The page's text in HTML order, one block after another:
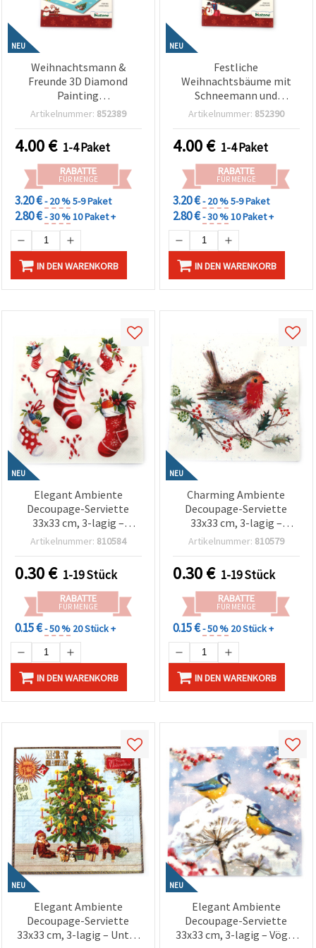
NEU
Weihnachtsmann &
Freunde 3D Diamond
Painting
Weihnachtskarte 13x18
Weihnachtsgrüße &
festliche Geschenkideen
LHKBC14655
Artikelnummer: 852389
4.00€ 1-4 Paket
RABATTE
FÜR MENGE
3.20 €- 20 %5-9 Paket
2.80 €- 30 %10 Paket +
IN DEN WARENKORB
NEU
Festliche
Weihnachtsbäume mit
Schneemann und
Geschenken – 3D
Weihnachtskarte 13x18
cm, Bastelset für
Weihnachtsgrüße &
kreative Geschenke
LHKBC14648
Artikelnummer: 852390
4.00€ 1-4 Paket
RABATTE
FÜR MENGE
3.20 €- 20 %5-9 Paket
2.80 €- 30 %10 Paket +
IN DEN WARENKORB
NEU
Elegant Ambiente
Decoupage-Serviette
33x33 cm, 3-lagig –
Weihnachtsstrümpfe
festliche Deko,
Weihnachtsbasteln & DIY-
Geschenke
Artikelnummer: 810584
0.30€ 1-19 Stück
RABATTE
FÜR MENGE
0.15 €- 50 % 20 Stück +
IN DEN WARENKORB
NEU
Charming Ambiente
Decoupage-Serviette
33x33 cm, 3-lagig –
Winter-Rotkehlchen-
Bastelarbeiten,
Weihnachtsdeko & DIY-
Geschenke
Artikelnummer: 810579
0.30€ 1-19 Stück
RABATTE
FÜR MENGE
0.15 €- 50 % 20 Stück +
IN DEN WARENKORB
NEU
Elegant Ambiente
Decoupage-Serviette
33x33 cm, 3-lagig – Unter
NEU
Elegant Ambiente
Decoupage-Serviette
33x33 cm, 3-lagig – Vögel